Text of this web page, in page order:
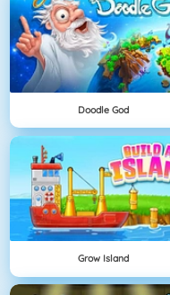
Doodle God
Grow Island